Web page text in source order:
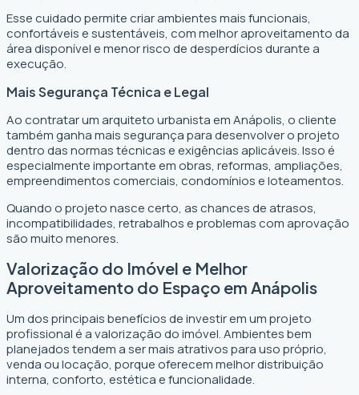
Esse cuidado permite criar ambientes mais funcionais,
confortáveis e sustentáveis, com melhor aproveitamento da
área disponível e menor risco de desperdícios durante a
execução.
Mais Segurança Técnica e Legal
Ao contratar um arquiteto urbanista em Anápolis, o cliente
também ganha mais segurança para desenvolver o projeto
dentro das normas técnicas e exigências aplicáveis. Isso é
especialmente importante em obras, reformas, ampliações,
empreendimentos comerciais, condomínios e loteamentos.
Quando o projeto nasce certo, as chances de atrasos,
incompatibilidades, retrabalhos e problemas com aprovação
são muito menores.
Valorização do Imóvel e Melhor
Aproveitamento do Espaço em Anápolis
Um dos principais benefícios de investir em um projeto
profissional é a valorização do imóvel. Ambientes bem
planejados tendem a ser mais atrativos para uso próprio,
venda ou locação, porque oferecem melhor distribuição
interna, conforto, estética e funcionalidade.